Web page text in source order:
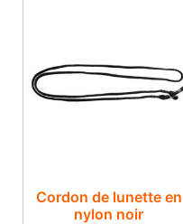
Cordon de lunette en
nylon noir